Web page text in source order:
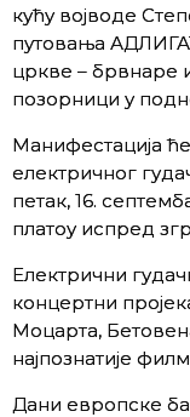
кућу војводе
путовања
цркве – брвнаре
позорници у
Манифестација
електричног
петак, 16.
платоу испред
Електрични
концертни
Моцарта,
најпознатије
Дани европске